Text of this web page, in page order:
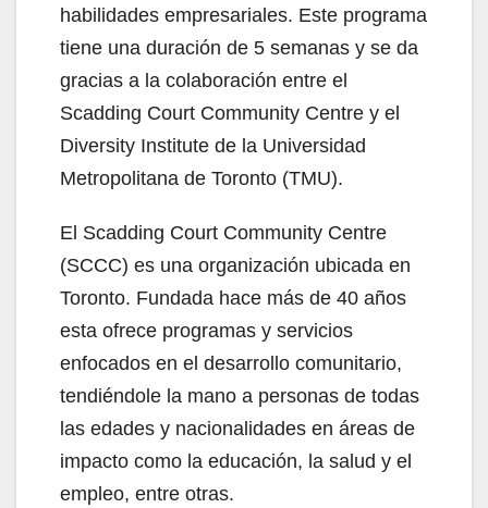
habilidades empresariales. Este programa
tiene una duración de 5 semanas y se da
gracias a la colaboración entre el
Scadding Court Community Centre y el
Diversity Institute de la Universidad
Metropolitana de Toronto (TMU).
El Scadding Court Community Centre
(SCCC) es una organización ubicada en
Toronto. Fundada hace más de 40 años
esta ofrece programas y servicios
enfocados en el desarrollo comunitario,
tendiéndole la mano a personas de todas
las edades y nacionalidades en áreas de
impacto como la educación, la salud y el
empleo, entre otras.